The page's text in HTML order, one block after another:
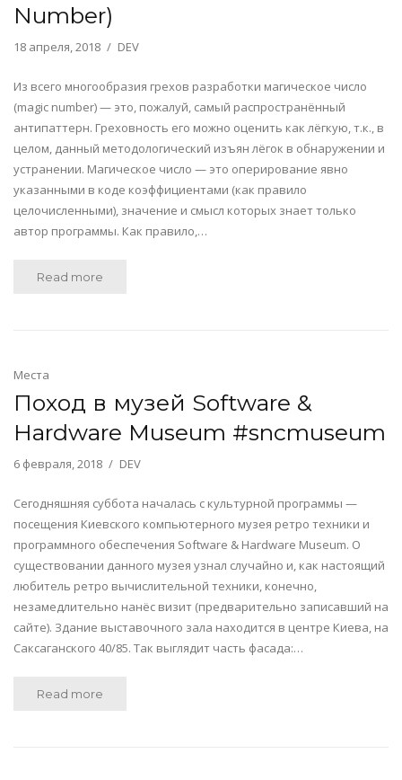
Number)
18 апреля, 2018 DEV
Из всего многообразия грехов разработки магическое число
(magic number) — это, пожалуй, самый распространённый
антипаттерн. Греховность его можно оценить как лёгкую, т.к., в
целом, данный методологический изъян лёгок в обнаружении и
устранении. Магическое число — это оперирование явно
указанными в коде коэффициентами (как правило
целочисленными), значение и смысл которых знает только
автор программы. Как правило,…
Read more
Места
Поход в музей Software &
Hardware Museum #sncmuseum
6 февраля, 2018 DEV
Сегодняшняя суббота началась с культурной программы —
посещения Киевского компьютерного музея ретро техники и
программного обеспечения Software & Hardware Museum. О
существовании данного музея узнал случайно и, как настоящий
любитель ретро вычислительной техники, конечно,
незамедлительно нанёс визит (предварительно записавший на
сайте). Здание выставочного зала находится в центре Киева, на
Саксаганского 40/85. Так выглядит часть фасада:…
Read more